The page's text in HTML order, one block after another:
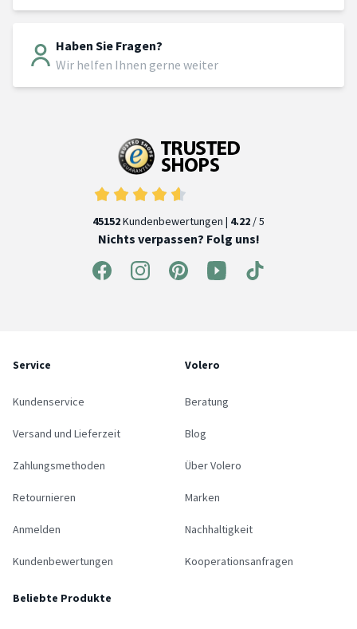
Haben Sie Fragen?
Wir helfen Ihnen gerne weiter
45152Kundenbewertungen | 4.22 / 5
Nichts verpassen? Folg uns!
Service
Kundenservice
Versand und Lieferzeit
Zahlungsmethoden
Retournieren
Anmelden
Kundenbewertungen
Volero
Beratung
Blog
Über Volero
Marken
Nachhaltigkeit
Kooperationsanfragen
Beliebte Produkte